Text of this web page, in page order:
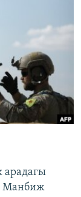
арадагы
Манбиж